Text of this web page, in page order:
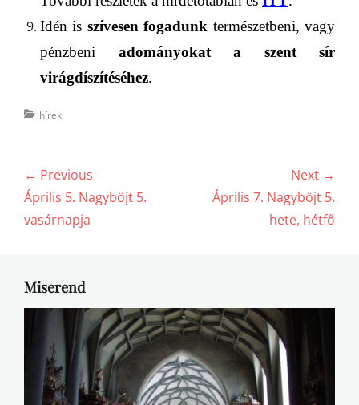
Idén is szívesen fogadunk természetbeni, vagy
pénzbeni adományokat a szent sír
virágdíszítéséhez.
Categories
hírek
Bejegyzés
navigáció
← Previous
Previous
post:
Április 5. Nagyböjt 5.
vasárnapja
Next →
Április 7. Nagyböjt 5.
hete, hétfő
Miserend